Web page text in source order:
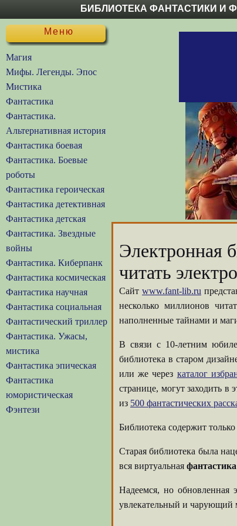
БИБЛИОТЕКА ФАНТАСТИКИ И
Меню
Магия
Мифы. Легенды. Эпос
Мистика
Фантастика
Фантастика.
Альтернативная история
Фантастика боевая
Фантастика. Боевые
роботы
Фантастика героическая
Фантастика детективная
Фантастика детская
Фантастика. Звездные
войны
Фантастика. Киберпанк
Фантастика космическая
Фантастика научная
Фантастика социальная
Фантастический триллер
Фантастика. Ужасы,
мистика
Фантастика эпическая
Фантастика
юмористическая
Фэнтези
Электронная
читать
Сайт www.fant-lib.ru
несколько миллионов
наполненные тайнами и
В связи с 10-летним
библиотека в старом
или же через каталог
странице, могут заходить в
из 500 фантастических
Библиотека содержит
Старая библиотека была
вся виртуальная фантастика
Надеемся, но обновленная
увлекательный и чарующий